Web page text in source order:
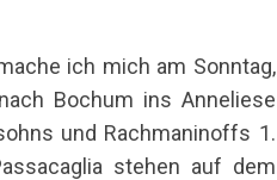
ich mich am Sonntag,
Bochum ins Anneliese
und Rachmaninoffs 1.
stehen auf dem